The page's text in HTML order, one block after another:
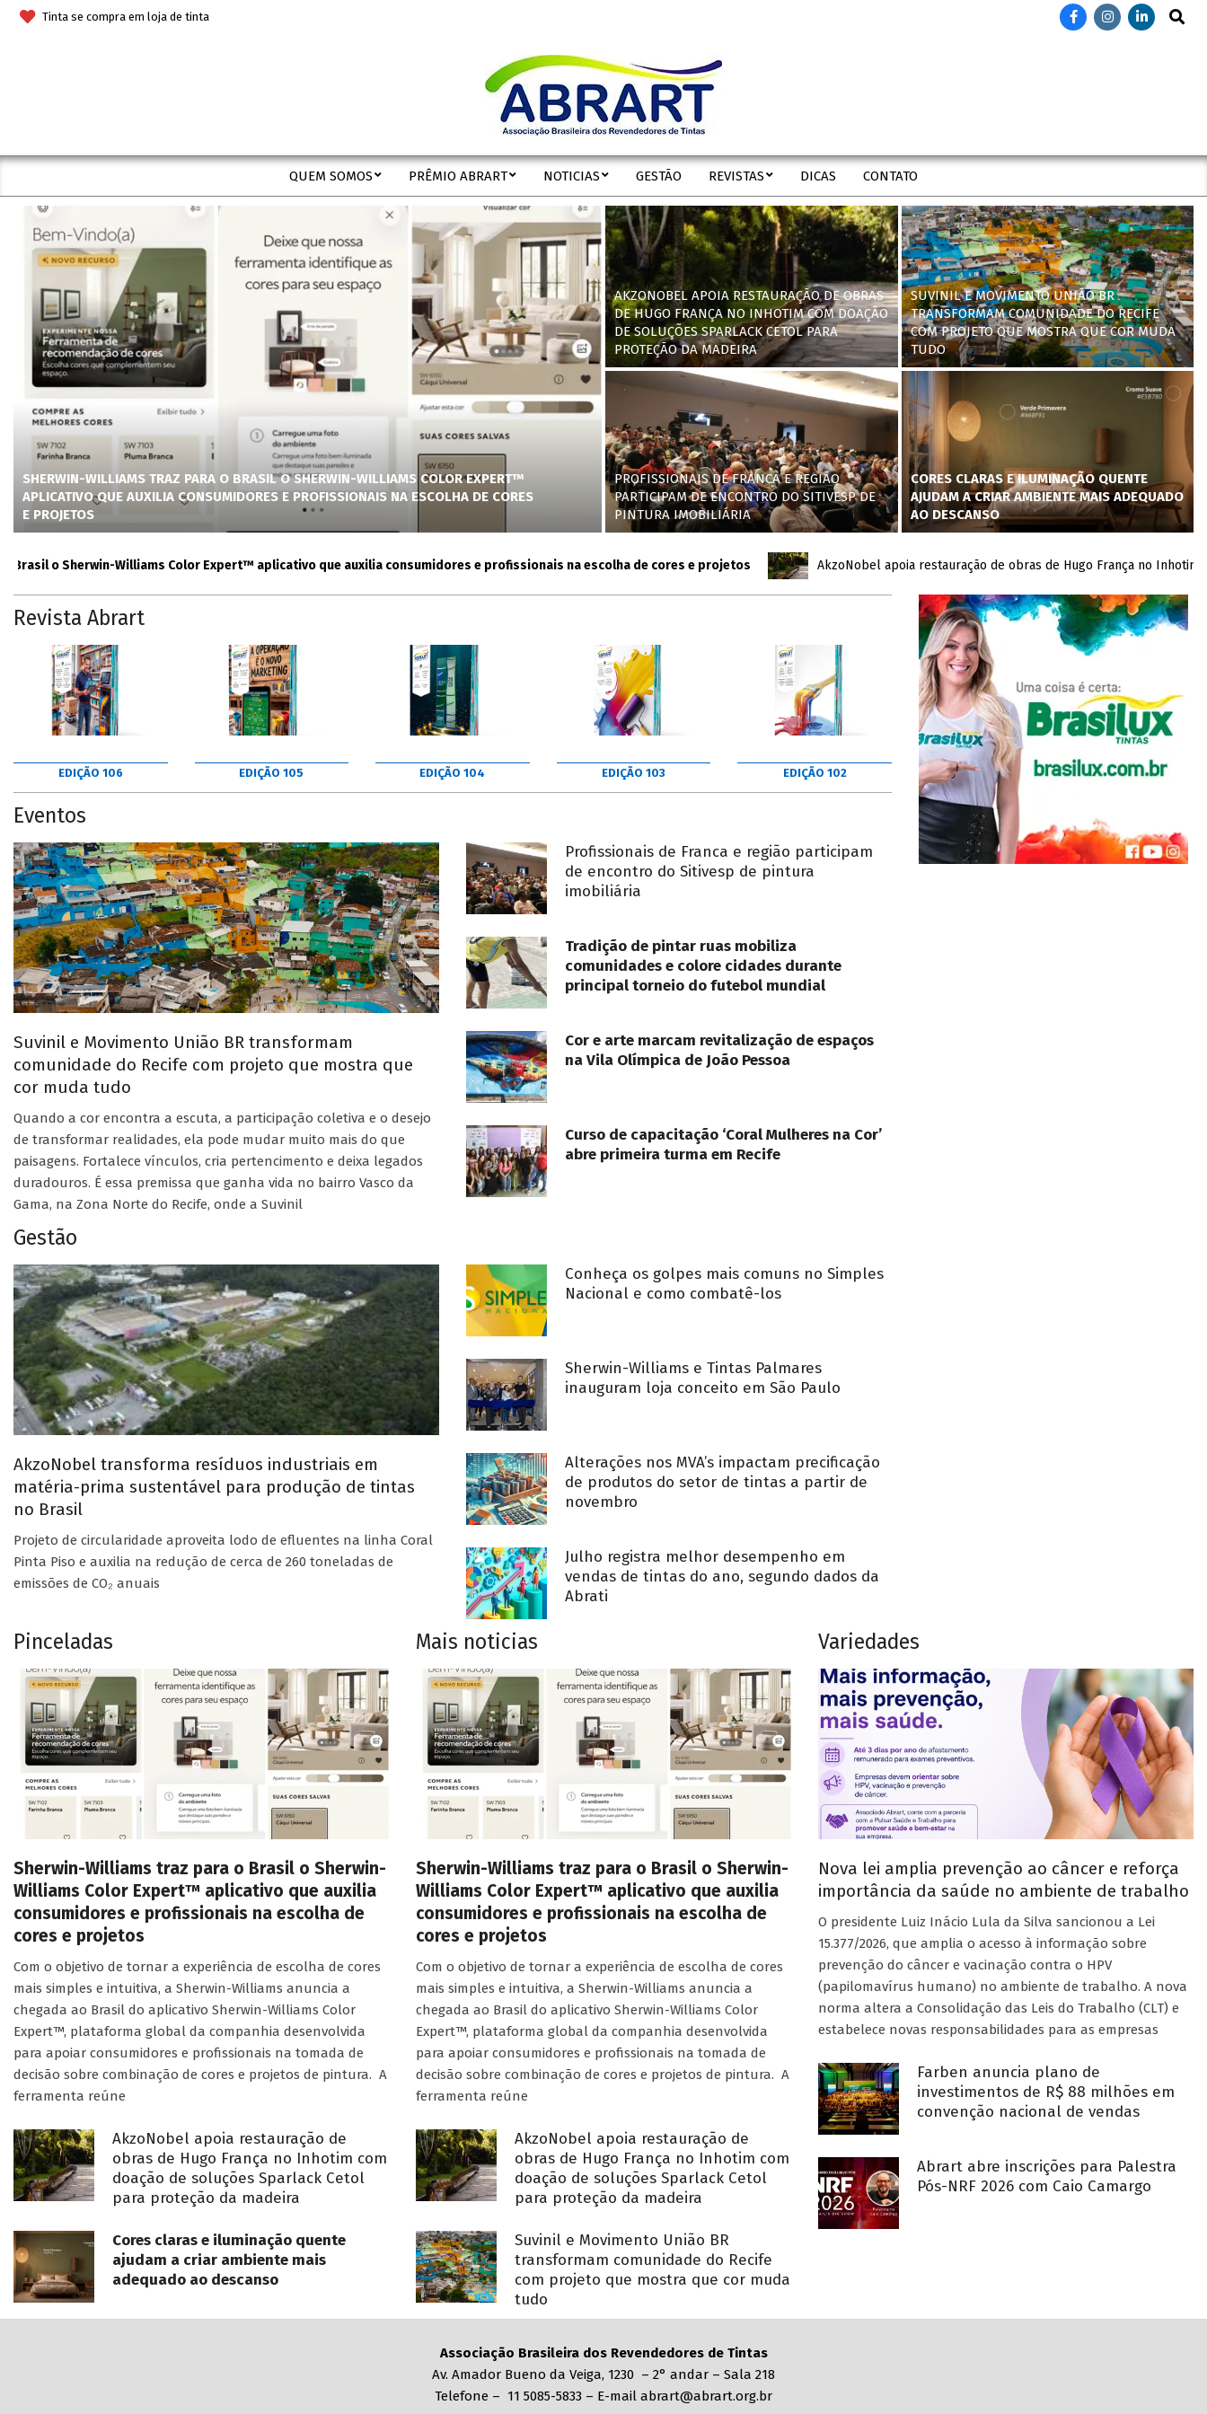
Skip
Tinta se compra em loja de tinta
Search
ABRART
Secondary
Navigation
Menu
QUEM SOMOS PRÊMIO ABRART NOTICIAS GESTÃO REVISTAS DICAS CONTATO
SHERWIN-WILLIAMS TRAZ PARA O BRASIL O SHERWIN-WILLIAMS COLOR EXPERT™
APLICATIVO QUE AUXILIA CONSUMIDORES E PROFISSIONAIS NA ESCOLHA DE CORES
E PROJETOS
AKZONOBEL APOIA RESTAURAÇÃO DE OBRAS
DE HUGO FRANÇA NO INHOTIM COM DOAÇÃO
DE SOLUÇÕES SPARLACK CETOL PARA
PROTEÇÃO DA MADEIRA
SUVINIL E MOVIMENTO UNIÃO BR
TRANSFORMAM COMUNIDADE DO RECIFE
COM PROJETO QUE MOSTRA QUE COR MUDA
TUDO
PROFISSIONAIS DE FRANCA E REGIÃO
PARTICIPAM DE ENCONTRO DO SITIVESP DE
PINTURA IMOBILIÁRIA
CORES CLARAS E ILUMINAÇÃO QUENTE
AJUDAM A CRIAR AMBIENTE MAIS ADEQUADO
AO DESCANSO
o Sherwin-Williams Color Expert™ aplicativo que auxilia consumidores e profissionais na escolha de cores e projetos AkzoNobel apoia restauração de obras de Hugo França no Inhotim com
Revista Abrart
EDIÇÃO 106 EDIÇÃO 105 EDIÇÃO 104 EDIÇÃO 103 EDIÇÃO 102
Eventos
Suvinil e Movimento União BR transformam
comunidade do Recife com projeto que mostra que
cor muda tudo
Quando a cor encontra a escuta, a participação coletiva e o desejo
de transformar realidades, ela pode mudar muito mais do que
paisagens. Fortalece vínculos, cria pertencimento e deixa legados
duradouros. É essa premissa que ganha vida no bairro Vasco da
Gama, na Zona Norte do Recife, onde a Suvinil
Profissionais de Franca e região participam
de encontro do Sitivesp de pintura
imobiliária
Tradição de pintar ruas mobiliza
comunidades e colore cidades durante
principal torneio do futebol mundial
Cor e arte marcam revitalização de espaços
na Vila Olímpica de João Pessoa
Curso de capacitação ‘Coral Mulheres na Cor’
abre primeira turma em Recife
Gestão
AkzoNobel transforma resíduos industriais em
matéria-prima sustentável para produção de tintas
no Brasil
Projeto de circularidade aproveita lodo de efluentes na linha Coral
Pinta Piso e auxilia na redução de cerca de 260 toneladas de
emissões de CO₂ anuais
Conheça os golpes mais comuns no Simples
Nacional e como combatê-los
Sherwin-Williams e Tintas Palmares
inauguram loja conceito em São Paulo
Alterações nos MVA’s impactam precificação
de produtos do setor de tintas a partir de
novembro
Julho registra melhor desempenho em
vendas de tintas do ano, segundo dados da
Abrati
Pinceladas
Sherwin-Williams traz para o Brasil o Sherwin-
Williams Color Expert™ aplicativo que auxilia
consumidores e profissionais na escolha de
cores e projetos
Com o objetivo de tornar a experiência de escolha de cores
mais simples e intuitiva, a Sherwin-Williams anuncia a
chegada ao Brasil do aplicativo Sherwin-Williams Color
Expert™, plataforma global da companhia desenvolvida
para apoiar consumidores e profissionais na tomada de
decisão sobre combinação de cores e projetos de pintura. A
ferramenta reúne
AkzoNobel apoia restauração de
obras de Hugo França no Inhotim com
doação de soluções Sparlack Cetol
para proteção da madeira
Cores claras e iluminação quente
ajudam a criar ambiente mais
adequado ao descanso
Mais noticias
Sherwin-Williams traz para o Brasil o Sherwin-
Williams Color Expert™ aplicativo que auxilia
consumidores e profissionais na escolha de
cores e projetos
Com o objetivo de tornar a experiência de escolha de cores
mais simples e intuitiva, a Sherwin-Williams anuncia a
chegada ao Brasil do aplicativo Sherwin-Williams Color
Expert™, plataforma global da companhia desenvolvida
para apoiar consumidores e profissionais na tomada de
decisão sobre combinação de cores e projetos de pintura. A
ferramenta reúne
AkzoNobel apoia restauração de
obras de Hugo França no Inhotim com
doação de soluções Sparlack Cetol
para proteção da madeira
Suvinil e Movimento União BR
transformam comunidade do Recife
com projeto que mostra que cor muda
tudo
Variedades
Nova lei amplia prevenção ao câncer e reforça
importância da saúde no ambiente de trabalho
O presidente Luiz Inácio Lula da Silva sancionou a Lei
15.377/2026, que amplia o acesso à informação sobre
prevenção do câncer e vacinação contra o HPV
(papilomavírus humano) no ambiente de trabalho. A nova
norma altera a Consolidação das Leis do Trabalho (CLT) e
estabelece novas responsabilidades para as empresas
Farben anuncia plano de
investimentos de R$ 88 milhões em
convenção nacional de vendas
Abrart abre inscrições para Palestra
Pós-NRF 2026 com Caio Camargo
Associação Brasileira dos Revendedores de Tintas
Av. Amador Bueno da Veiga, 1230 – 2° andar – Sala 218
Telefone – 11 5085-5833 – E-mail abrart@abrart.org.br